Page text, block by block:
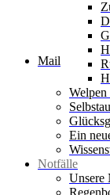
Mail
Ein
Notfälle
Unsere